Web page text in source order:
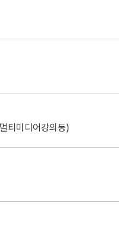
티미디어강의동)